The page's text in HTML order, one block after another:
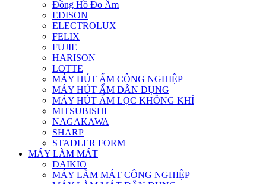
Đồng Hồ Đo Ẩm
EDISON
ELECTROLUX
FELIX
FUJIE
HARISON
LOTTE
MÁY HÚT ẨM CÔNG NGHIỆP
MÁY HÚT ẨM DÂN DỤNG
MÁY HÚT ẨM LỌC KHÔNG KHÍ
MITSUBISHI
NAGAKAWA
SHARP
STADLER FORM
MÁY LÀM MÁT
DAIKIO
MÁY LÀM MÁT CÔNG NGHIỆP